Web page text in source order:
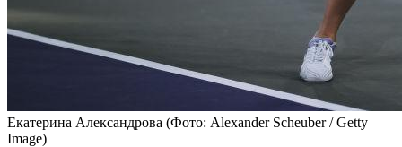
Екатерина Александрова (Фото: Alexander Scheuber / Getty
Image)